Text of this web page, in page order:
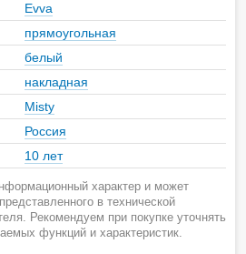
Evva
прямоугольная
белый
накладная
Misty
Россия
10 лет
характер и может
в технической
Рекомендуем при покупке уточнять
функций и характеристик.